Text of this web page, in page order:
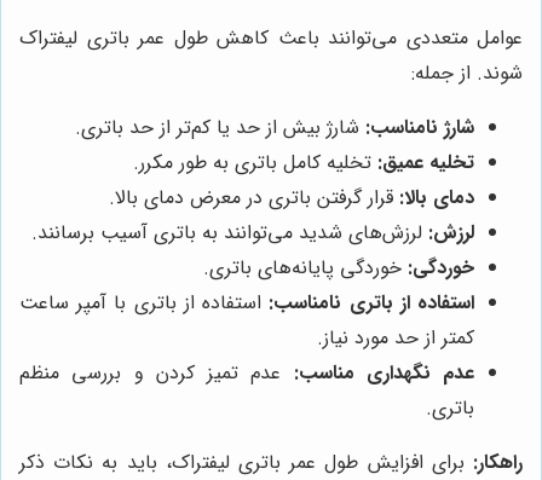
عوامل متعددی می‌توانند باعث کاهش طول عمر باتری لیفتراک
شوند. از جمله:
شارژ نامناسب: شارژ بیش از حد یا کم‌تر از حد باتری.
تخلیه عمیق: تخلیه کامل باتری به طور مکرر.
دمای بالا: قرار گرفتن باتری در معرض دمای بالا.
لرزش: لرزش‌های شدید می‌توانند به باتری آسیب برسانند.
خوردگی: خوردگی پایانه‌های باتری.
استفاده از باتری نامناسب: استفاده از باتری با آمپر ساعت
کمتر از حد مورد نیاز.
عدم نگهداری مناسب: عدم تمیز کردن و بررسی منظم
باتری.
راهکار: برای افزایش طول عمر باتری لیفتراک، باید به نکات ذکر